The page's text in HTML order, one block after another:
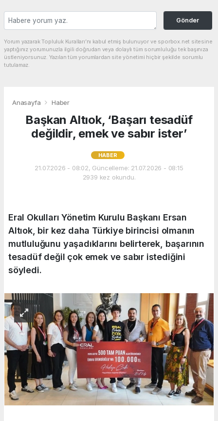
Gönder
Yorum yazarak Topluluk Kuralları’nı kabul etmiş bulunuyor ve sporbox.net sitesine
yaptığınız yorumunuzla ilgili doğrudan veya dolaylı tüm sorumluluğu tek başınıza
üstleniyorsunuz. Yazılan tüm yorumlardan site yönetimi hiçbir şekilde sorumlu
tutulamaz.
Anasayfa Haber
Başkan Altıok, ‘Başarı tesadüf
değildir, emek ve sabır ister’
HABER
21.07.2026 - 08:02, Güncelleme: 21.07.2026 - 08:15
2939 kez okundu.
Eral Okulları Yönetim Kurulu Başkanı Ersan
Altıok, bir kez daha Türkiye birincisi olmanın
mutluluğunu yaşadıklarını belirterek, başarının
tesadüf değil çok emek ve sabır istediğini
söyledi.